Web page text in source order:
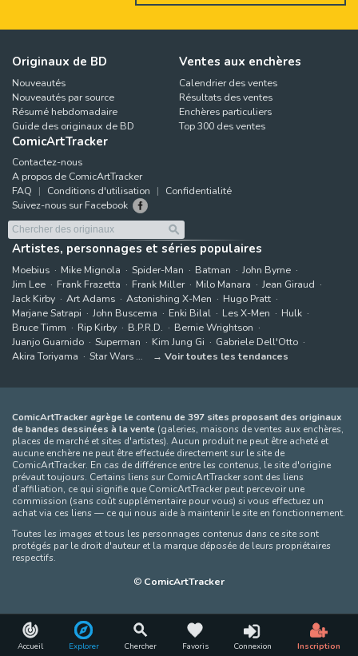
Accueil Explorer Chercher Favoris Connexion Inscription
Originaux de BD
Nouveautés
Nouveautés par source
Résumé hebdomadaire
Guide des originaux de BD
Ventes aux enchères
Calendrier des ventes
Résultats des ventes
Enchères particuliers
Top 300 des ventes
ComicArtTracker
Contactez-nous
A propos de ComicArtTracker
FAQ
Conditions d'utilisation
Confidentialité
Suivez-nous sur Facebook
Artistes, personnages et séries populaires
Moebius Mike Mignola Spider-Man Batman
John Byrne
Jim Lee
Frank Frazetta Frank Miller Milo Manara
Jean Giraud
Jack Kirby
Art Adams Astonishing X-Men
Hugo Pratt
Marjane Satrapi
John Buscema Enki Bilal Les X-Men
Hulk
Bruce Timm
Rip Kirby B.P.R.D.
Bernie Wrightson
Juanjo Guarnido
Superman Kim Jung Gi
Gabriele Dell'Otto
Akira Toriyama
Star Wars Voir toutes les tendances
ComicArtTracker agrège le contenu de 397 sites proposant des originaux
de bandes dessinées à la vente (galeries, maisons de ventes aux enchères,
places de marché et sites d'artistes). Aucun produit ne peut être acheté et
aucune enchère ne peut être effectuée directement sur le site de
ComicArtTracker. En cas de différence entre les contenus, le site d'origine
prévaut toujours. Certains liens sur ComicArtTracker sont des liens
d’affiliation, ce qui signifie que ComicArtTracker peut percevoir une
commission (sans coût supplémentaire pour vous) si vous effectuez un
achat via ces liens — ce qui nous aide à maintenir le site en fonctionnement.
Toutes les images et tous les personnages contenus dans ce site sont
protégés par le droit d'auteur et la marque déposée de leurs propriétaires
respectifs.
© ComicArtTracker